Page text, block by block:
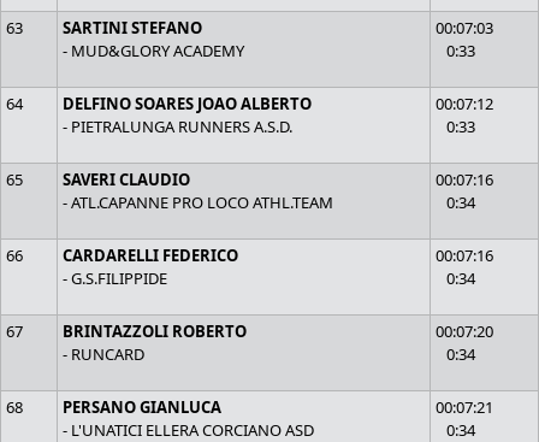
63
SARTINI STEFANO
- MUD&GLORY ACADEMY
00:07:03
0:33
64
DELFINO SOARES JOAO ALBERTO
- PIETRALUNGA RUNNERS A.S.D.
00:07:12
0:33
65
SAVERI CLAUDIO
- ATL.CAPANNE PRO LOCO ATHL.TEAM
00:07:16
0:34
66
CARDARELLI FEDERICO
- G.S.FILIPPIDE
00:07:16
0:34
67
BRINTAZZOLI ROBERTO
- RUNCARD
00:07:20
0:34
68
PERSANO GIANLUCA
- L'UNATICI ELLERA CORCIANO ASD
00:07:21
0:34